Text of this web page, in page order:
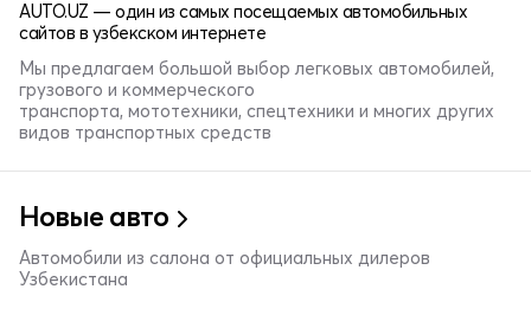
AUTO.UZ — один из самых посещаемых автомобильных
сайтов в узбекском интернете
Мы предлагаем большой выбор легковых автомобилей,
грузового и коммерческого
транспорта, мототехники, спецтехники и многих других
видов транспортных средств
Новые авто
Автомобили из салона от официальных дилеров
Узбекистана